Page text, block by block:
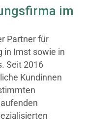
im
Partner für
in Imst sowie in
Seit 2016
Kundinnen